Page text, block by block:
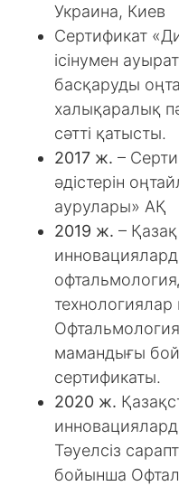
Украина, Киев
Сертификат
ісінумен
басқаруды
халықаралық
сәтті қатысты.
2017 ж. –
әдістерін
аурулары» АҚ
2019 ж. –
мамандығы
сертификаты.
2020 ж.
Тәуелсіз
бойынша